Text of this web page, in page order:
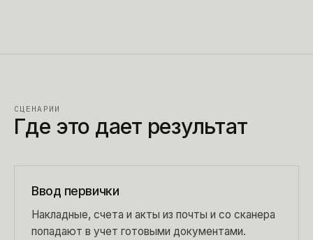
СЦЕНАРИИ
Где это дает результат
Ввод первички
Накладные, счета и акты из почты и со сканера
попадают в учет готовыми документами.